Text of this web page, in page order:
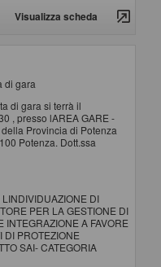
Visualizza scheda
di gara
di gara si terrà il
, presso lAREA GARE -
Provincia di Potenza
Potenza. Dott.ssa
DI
PER LA GESTIONE DI
INTEGRAZIONE A FAVORE
DI PROTEZIONE
SAI- CATEGORIA